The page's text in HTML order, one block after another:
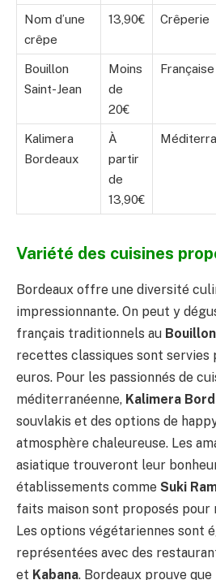
Nom d’une
crêpe
13,90€ Crêperie
Bouillon
Saint-Jean
Moins
de
20€
Française
Kalimera
Bordeaux
À
partir
de
13,90€
Variété des cuisines
Bordeaux offre une diversité
impressionnante. On peut y
français traditionnels au
recettes classiques sont servies
euros. Pour les passionnés de
méditerranéenne, Kalimera
souvlakis et des options de
atmosphère chaleureuse. Les
asiatique trouveront leur
établissements comme Suki
faits maison sont proposés pour
Les options végétariennes sont
représentées avec des
et Kabana. Bordeaux prouve que